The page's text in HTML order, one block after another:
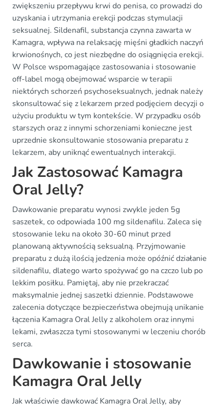
zwiększeniu przepływu krwi do penisa, co prowadzi do
uzyskania i utrzymania erekcji podczas stymulacji
seksualnej. Sildenafil, substancja czynna zawarta w
Kamagra, wpływa na relaksację mięśni gładkich naczyń
krwionośnych, co jest niezbędne do osiągnięcia erekcji.
W Polsce wspomagające zastosowania i stosowanie
off-label mogą obejmować wsparcie w terapii
niektórych schorzeń psychoseksualnych, jednak należy
skonsultować się z lekarzem przed podjęciem decyzji o
użyciu produktu w tym kontekście. W przypadku osób
starszych oraz z innymi schorzeniami konieczne jest
uprzednie skonsultowanie stosowania preparatu z
lekarzem, aby uniknąć ewentualnych interakcji.
Jak Zastosować Kamagra
Oral Jelly?
Dawkowanie preparatu wynosi zwykle jeden 5g
saszetek, co odpowiada 100 mg sildenafilu. Zaleca się
stosowanie leku na około 30-60 minut przed
planowaną aktywnością seksualną. Przyjmowanie
preparatu z dużą ilością jedzenia może opóźnić działanie
sildenafilu, dlatego warto spożywać go na czczo lub po
lekkim posiłku. Pamiętaj, aby nie przekraczać
maksymalnie jednej saszetki dziennie. Podstawowe
zalecenia dotyczące bezpieczeństwa obejmują unikanie
łączenia Kamagra Oral Jelly z alkoholem oraz innymi
lekami, zwłaszcza tymi stosowanymi w leczeniu chorób
serca.
Dawkowanie i stosowanie
Kamagra Oral Jelly
Jak właściwie dawkować Kamagra Oral Jelly, aby